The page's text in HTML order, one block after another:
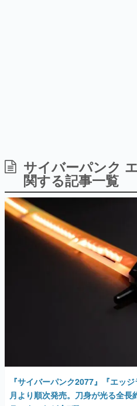
日本のコンテンツ産
画です。
日本モバイルゲ
日本のモバイルゲー
解説を掲載。約20年の
若ゲのいたり〜ゲ
『うつヌケ』『ペンと
一先生によるゲーム業
なんでゲームは
ゲーム開発者・
具体的な形から解き
「経験値」「裏技」
カテゴリ
サイバーパンク
関する記事一覧
『サイバーパンク2077』『エッ
月より順次発売。刀身が光る全